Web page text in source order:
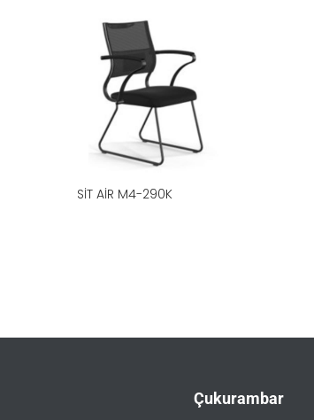
SIT AIR M4-290K
Çukurambar